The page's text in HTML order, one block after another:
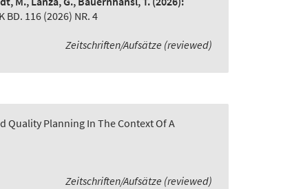
BD. 116 (2026) NR. 4
Zeitschriften/Aufsätze (reviewed)
Quality Planning In The Context Of A
Zeitschriften/Aufsätze (reviewed)